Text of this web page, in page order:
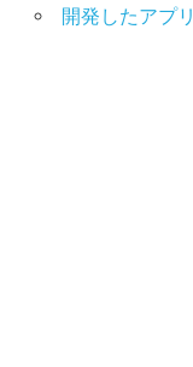
開発したアプリ